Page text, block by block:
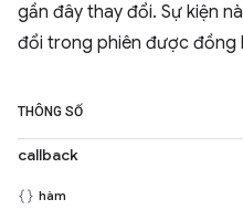
gần đây thay đổi. Sự kiện
đổi trong phiên được đồng
THÔNG SỐ
callback
hàm